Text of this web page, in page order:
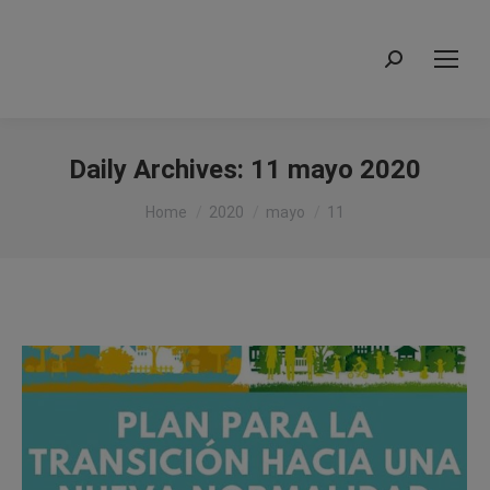
Search:
Daily Archives: 11 mayo 2020
You are here:
Home 2020 mayo 11